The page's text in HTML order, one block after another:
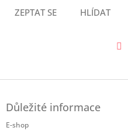
ZEPTAT SE HLÍDAT
Důležité informace
E-shop